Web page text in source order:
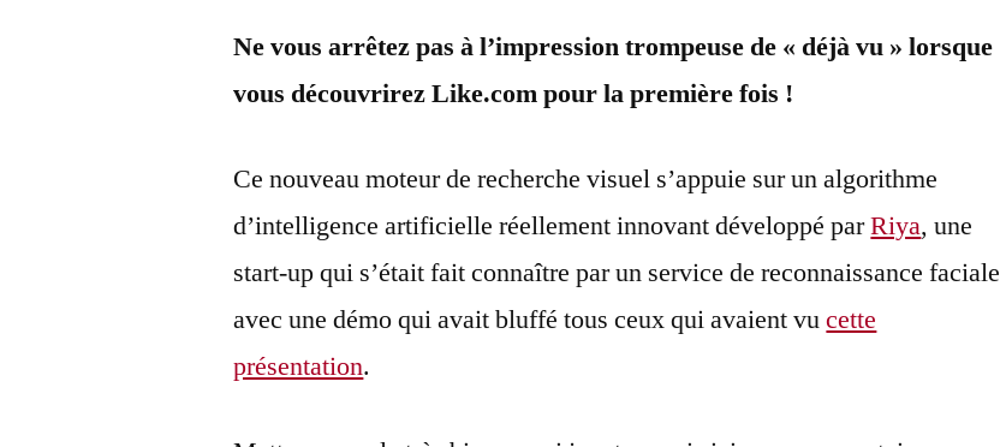
un
moteur
de
visuel
Ne vous arrêtez pas à l’impression trompeuse de « déjà vu » lorsque
vous découvrirez Like.com pour la première fois !
Ce nouveau moteur de recherche visuel s’appuie sur un algorithme
d’intelligence artificielle réellement innovant développé parRiya, une
start-up qui s’était fait connaître par un service de reconnaissance faciale
avec une démo qui avait bluffé tous ceux qui avaient vucette
présentation.